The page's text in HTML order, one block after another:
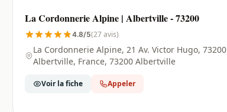
La Cordonnerie Alpine | Albertville - 73200
4.8/5(27 avis)
La Cordonnerie Alpine, 21 Av. Victor Hugo, 73200
Albertville, France, 73200 Albertville
Voir la fiche Appeler